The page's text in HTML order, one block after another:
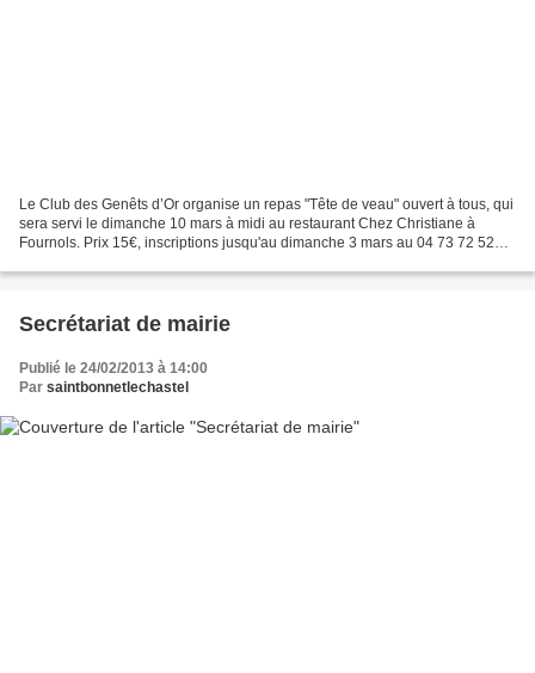
Le Club des Genêts d’Or organise un repas "Tête de veau" ouvert à tous, qui
sera servi le dimanche 10 mars à midi au restaurant Chez Christiane à
Fournols. Prix 15€, inscriptions jusqu'au dimanche 3 mars au 04 73 72 52
Secrétariat de mairie
Publié le 24/02/2013 à 14:00
Par saintbonnetlechastel